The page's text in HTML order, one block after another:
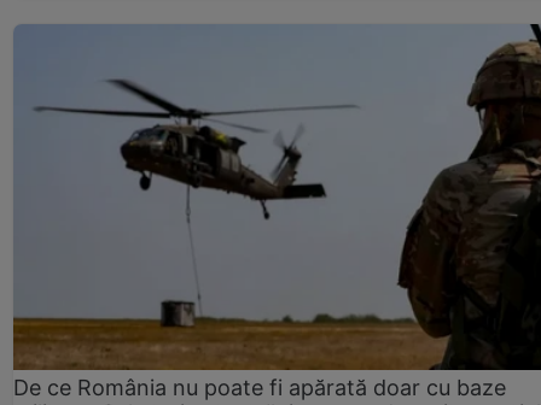
De ce România nu poate fi apărată doar cu baze